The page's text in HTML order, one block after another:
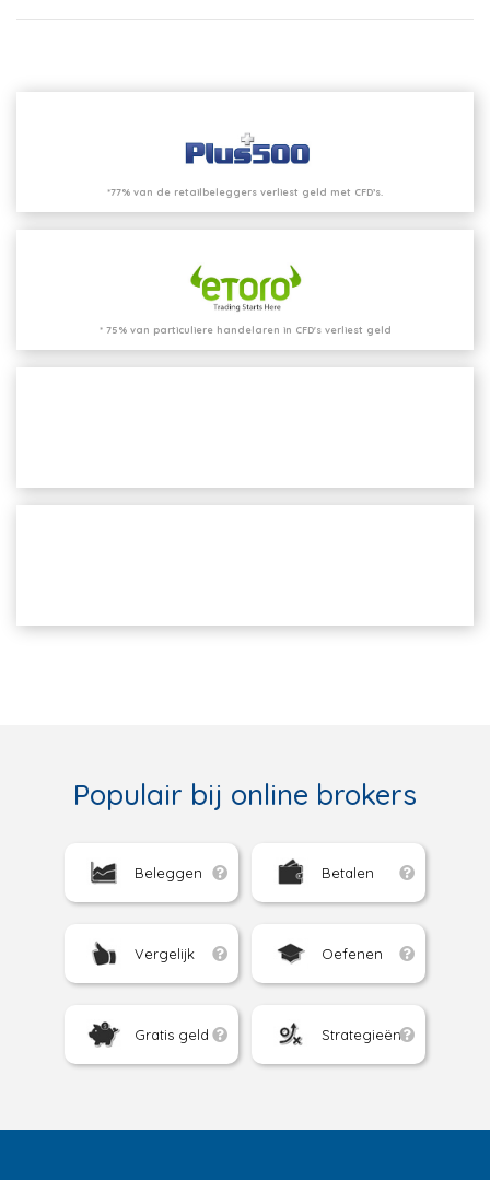
*77% van de retailbeleggers verliest geld met CFD’s.
* 75% van particuliere handelaren in CFD's verliest geld
Populair bij online brokers
Beleggen Betalen
Vergelijk Oefenen
Gratis geld Strategieën